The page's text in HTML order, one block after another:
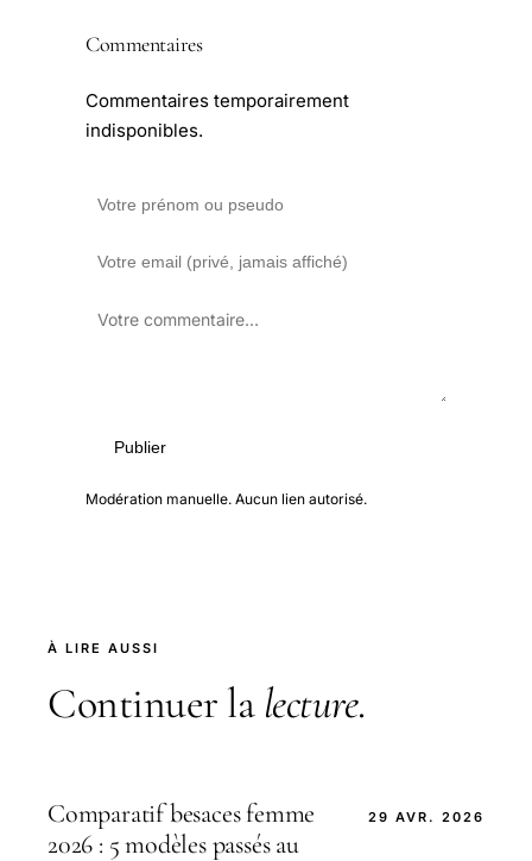
Commentaires
Commentaires temporairement
indisponibles.
Publier
Modération manuelle. Aucun lien autorisé.
À LIRE AUSSI
Continuer la lecture.
Comparatif besaces femme
2026 : 5 modèles passés au
29 AVR. 2026